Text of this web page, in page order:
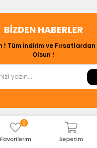
BIZDEN HABERLER
! Tüm İndirim ve
Olsun !
Favorilerim
0
Sepetim